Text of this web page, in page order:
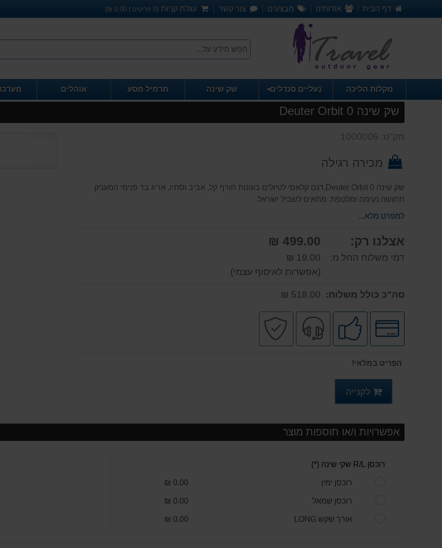
דף הבית אודותינו מבצעים צור קשר עגלת קניות (
0פריטים | 0.00
₪)
מקלות הליכה נעליים סנדלים שק שינה תרמיל מסע אוהלים
שק שינה Deuter Orbit 0
מק"ט: 1000006
מכירה רגילה
שק שינה Deuter Orbit 0,דגם קלאסי לטיולים בעונות חורף קל, אביב וסתיו, אריג בד פנימי המעניק
תחושה נעימה ומלטפת. מתאים לשביל ישראל.
למפרט מלא...
אצלנו רק: 499.00 ₪
דמי משלוח החל מ:
19.00 ₪
(אפשרות לאיסוף עצמי)
סה"כ כולל משלוח: 518.00 ₪
לחץ
לאפשרויות
תשלומים
מומלץ
ע"י
לקוחות
שירות
מקצועי
הפריט במלאי!
לקנייה
אפשרויות ו/או תוספות מוצר
רוכסן R/L שקי שינה (*)
רוכסן ימין 0.00 ₪
רוכסן שמאל 0.00 ₪
אורך שקש LONG 0.00 ₪